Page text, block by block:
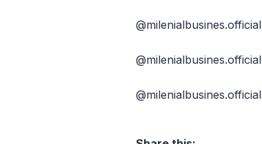
@milenialbusines.official
@milenialbusines.official
@milenialbusines.official